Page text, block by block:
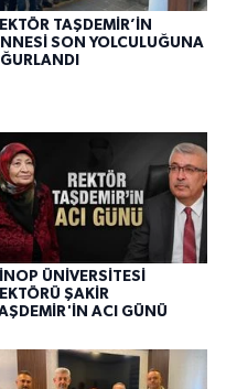
TAŞDEMİR’İN
SON YOLCULUĞUNA
ÜNİVERSİTESİ
ŞAKİR
ACI GÜNÜ